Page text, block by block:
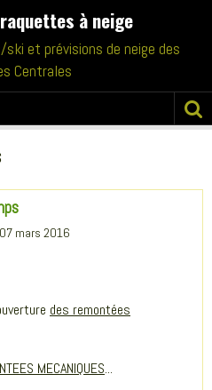
à neige
et prévisions de neige des
Centrales
mars 2016
des remontées
MECANIQUES...